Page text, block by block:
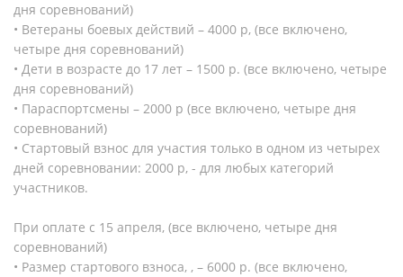
дня соревнований)
• Ветераны боевых действий – 4000 р, (все включено,
четыре дня соревнований)
• Дети в возрасте до 17 лет – 1500 р. (все включено, четыре
дня соревнований)
• Параспортсмены – 2000 р (все включено, четыре дня
соревнований)
• Стартовый взнос для участия только в одном из четырех
дней соревновании: 2000 р, - для любых категорий
участников.
При оплате с 15 апреля, (все включено, четыре дня
соревнований)
• Размер стартового взноса, , – 6000 р. (все включено,